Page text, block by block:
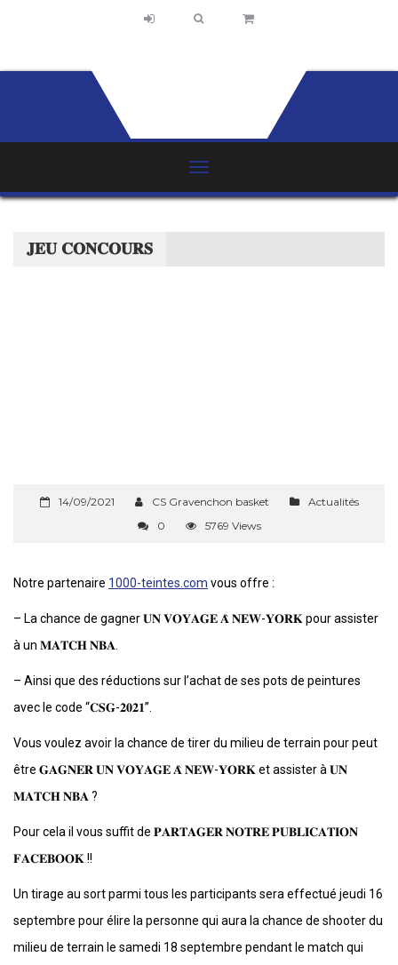
𝐉𝐄𝐔 𝐂𝐎𝐍𝐂𝐎𝐔𝐑𝐒
14/09/2021 CS Gravenchon basket
Actualités
0
5769 Views
Notre partenaire 1000-teintes.com vous offre :
– La chance de gagner 𝐔𝐍 𝐕𝐎𝐘𝐀𝐆𝐄 𝐀̀ 𝐍𝐄𝐖-𝐘𝐎𝐑𝐊 pour assister
à un 𝐌𝐀𝐓𝐂𝐇 𝐍𝐁𝐀.
– Ainsi que des réductions sur l’achat de ses pots de peintures
avec le code “𝐂𝐒𝐆-𝟐𝟎𝟐𝟏”.
Vous voulez avoir la chance de tirer du milieu de terrain pour peut
être 𝐆𝐀𝐆𝐍𝐄𝐑 𝐔𝐍 𝐕𝐎𝐘𝐀𝐆𝐄 𝐀̀ 𝐍𝐄𝐖-𝐘𝐎𝐑𝐊 et assister à 𝐔𝐍
𝐌𝐀𝐓𝐂𝐇 𝐍𝐁𝐀 ?
Pour cela il vous suffit de 𝐏𝐀𝐑𝐓𝐀𝐆𝐄𝐑 𝐍𝐎𝐓𝐑𝐄 𝐏𝐔𝐁𝐋𝐈𝐂𝐀𝐓𝐈𝐎𝐍
𝐅𝐀𝐂𝐄𝐁𝐎𝐎𝐊 !!
Un tirage au sort parmi tous les participants sera effectué jeudi 16
septembre pour élire la personne qui aura la chance de shooter du
milieu de terrain le samedi 18 septembre pendant le match qui